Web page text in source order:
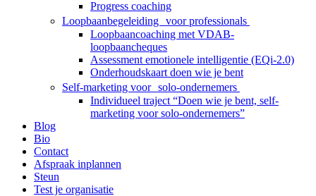
Progress coaching
Loopbaanbegeleiding voor professionals
Loopbaancoaching met VDAB-
loopbaancheques
Assessment emotionele intelligentie (EQi-2.0)
Onderhoudskaart doen wie je bent
Self-marketing voor solo-ondernemers
Individueel traject “Doen wie je bent, self-
marketing voor solo-ondernemers”
Blog
Bio
Contact
Afspraak inplannen
Steun
Test je organisatie